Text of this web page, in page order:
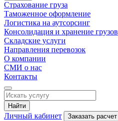
Страхование груза
Таможенное оформление
Логистика на аутсорсинг
Консолидация и хранение грузов
Складские услуги
Направления перевозок
О компании
СМИ о нас
Контакты
Найти
Личный кабинет Заказать расчет